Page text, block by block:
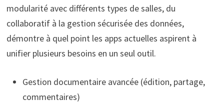
modularité avec différents types de salles, du
collaboratif à la gestion sécurisée des données,
démontre à quel point les apps actuelles aspirent à
unifier plusieurs besoins en un seul outil.
Gestion documentaire avancée (édition, partage,
commentaires)